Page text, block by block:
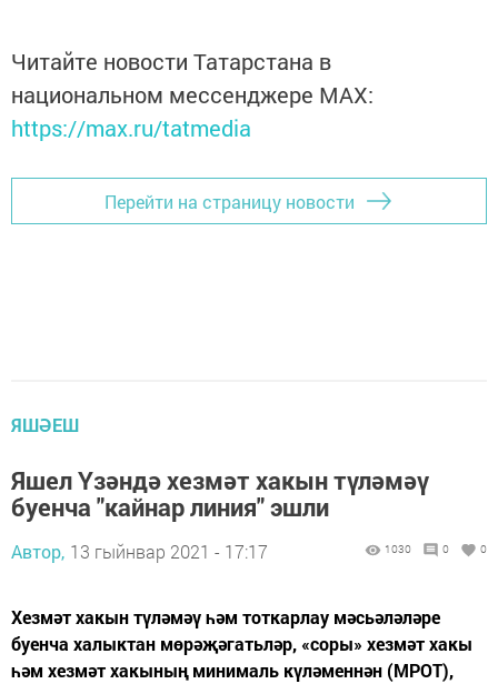
Читайте новости Татарстана в
национальном мессенджере MАХ:
https://max.ru/tatmedia
Перейти на страницу новости
ЯШӘЕШ
Яшел Үзәндә хезмәт хакын түләмәү
буенча "кайнар линия" эшли
Автор, 13 гыйнвар 2021 - 17:17 1030 0 0
Хезмәт хакын түләмәү һәм тоткарлау мәсьәләләре
буенча халыктан мөрәҗәгатьләр, «соры» хезмәт хакы
һәм хезмәт хакының минималь күләменнән (МРОТ),